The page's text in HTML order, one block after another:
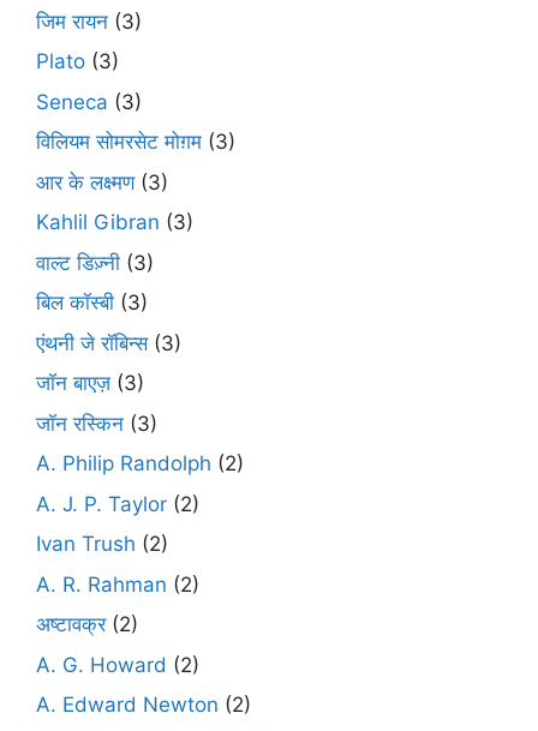
जिम रायन (3)
Plato (3)
Seneca (3)
विलियम सोमरसेट मोग़म (3)
आर के लक्ष्मण(3)
Kahlil Gibran (3)
वाल्ट डिज़्नी (3)
बिल कॉस्बी (3)
एंथनी जे रॉबिन्स(3)
जॉन बाएज़ (3)
जॉन रस्किन (3)
A. Philip Randolph (2)
A. J. P. Taylor (2)
Ivan Trush (2)
A. R. Rahman (2)
अष्टावक्र(2)
A. G. Howard (2)
A. Edward Newton (2)